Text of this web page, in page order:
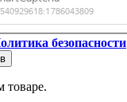
безопасности
товаре.